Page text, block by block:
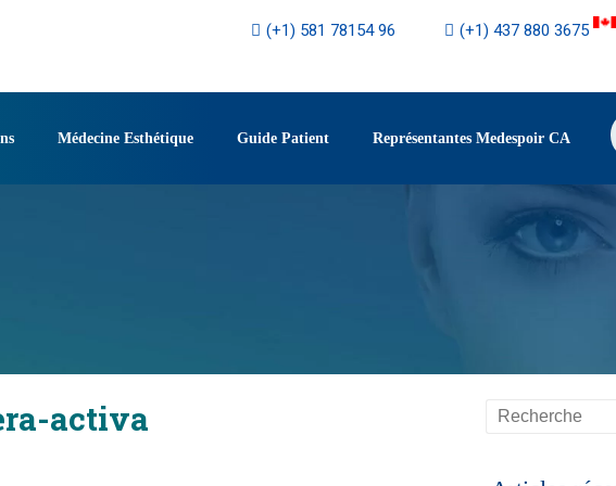
(+1) 581 78154 96 (+1) 437 880 3675
Médecine Esthétique Guide Patient Représentantes Medespoir CA
activa